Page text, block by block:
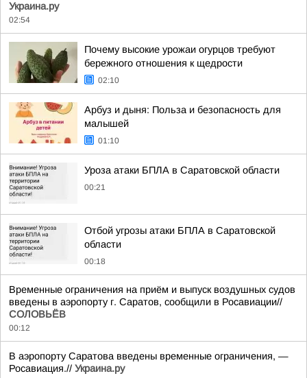
Украина.ру
02:54
Почему высокие урожаи огурцов требуют
бережного отношения к щедрости
02:10
Арбуз и дыня: Польза и безопасность для
малышей
01:10
Уроза атаки БПЛА в Саратовской области
00:21
Отбой угрозы атаки БПЛА в Саратовской
области
00:18
Временные ограничения на приём и выпуск воздушных судов
введены в аэропорту г. Саратов, сообщили в Росавиации//
СОЛОВЬЁВ
00:12
В аэропорту Саратова введены временные ограничения, —
Росавиация.// Украина.ру